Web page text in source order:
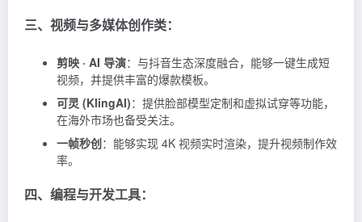
三、视频与多媒体创作类：
剪映 · AI 导演：与抖音生态深度融合，能够一键生成短
视频，并提供丰富的爆款模板。
可灵 (KlingAI)：提供脸部模型定制和虚拟试穿等功能，
在海外市场也备受关注。
一帧秒创：能够实现 4K 视频实时渲染，提升视频制作效
率。
四、编程与开发工具：